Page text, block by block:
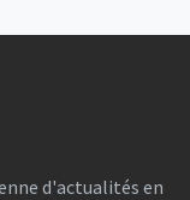
d'actualités en